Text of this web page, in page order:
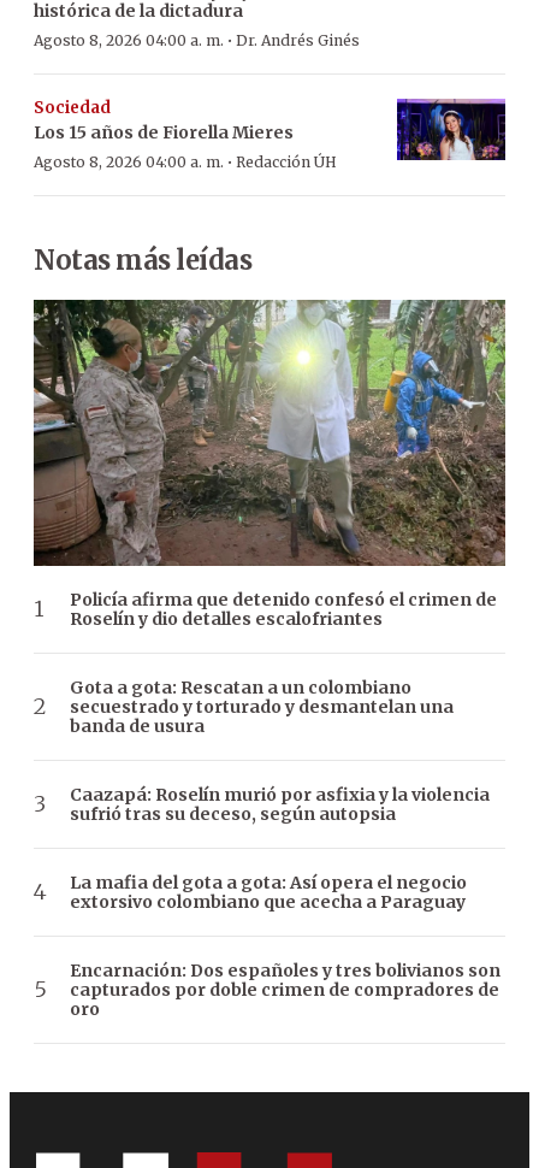
histórica de la dictadura
Agosto 8, 2026 04:00 a. m. · Dr. Andrés Ginés
Sociedad
Los 15 años de Fiorella Mieres
Agosto 8, 2026 04:00 a. m. · Redacción ÚH
Notas más leídas
Policía afirma que detenido confesó el crimen de
Roselín y dio detalles escalofriantes
Gota a gota: Rescatan a un colombiano
secuestrado y torturado y desmantelan una
banda de usura
Caazapá: Roselín murió por asfixia y la violencia
sufrió tras su deceso, según autopsia
La mafia del gota a gota: Así opera el negocio
extorsivo colombiano que acecha a Paraguay
Encarnación: Dos españoles y tres bolivianos son
capturados por doble crimen de compradores de
oro